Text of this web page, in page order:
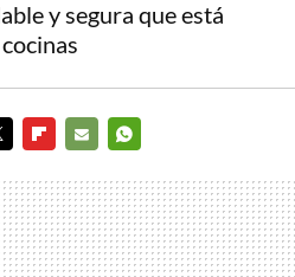
y segura que está
MAIL